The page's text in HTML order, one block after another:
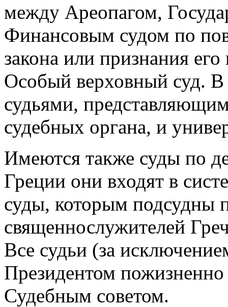
между Ареопагом,
Финансовым судом по
закона или признания
Особый верховный суд. В
судьями,
судебных органа, и
Имеются также суды по
Греции они входят в
суды, которым подсудны
священнослужителей
Все судьи (за
Президентом пожизненно
Судебным советом.